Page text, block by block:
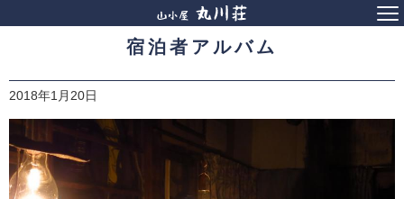
宿泊者アルバム
2018年1月20日